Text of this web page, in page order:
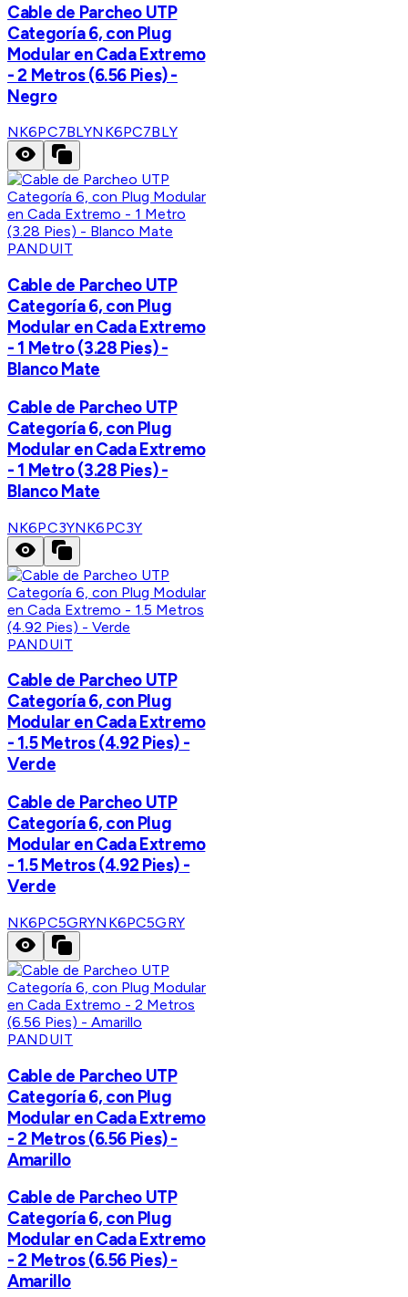
Cable de Parcheo UTP
Categoría 6, con Plug
Modular en Cada Extremo
- 2 Metros (6.56 Pies) -
Negro
NK6PC7BLYNK6PC7BLY
PANDUIT
Cable de Parcheo UTP
Categoría 6, con Plug
Modular en Cada Extremo
- 1 Metro (3.28 Pies) -
Blanco Mate
Cable de Parcheo UTP
Categoría 6, con Plug
Modular en Cada Extremo
- 1 Metro (3.28 Pies) -
Blanco Mate
NK6PC3YNK6PC3Y
PANDUIT
Cable de Parcheo UTP
Categoría 6, con Plug
Modular en Cada Extremo
- 1.5 Metros (4.92 Pies) -
Verde
Cable de Parcheo UTP
Categoría 6, con Plug
Modular en Cada Extremo
- 1.5 Metros (4.92 Pies) -
Verde
NK6PC5GRYNK6PC5GRY
PANDUIT
Cable de Parcheo UTP
Categoría 6, con Plug
Modular en Cada Extremo
- 2 Metros (6.56 Pies) -
Amarillo
Cable de Parcheo UTP
Categoría 6, con Plug
Modular en Cada Extremo
- 2 Metros (6.56 Pies) -
Amarillo